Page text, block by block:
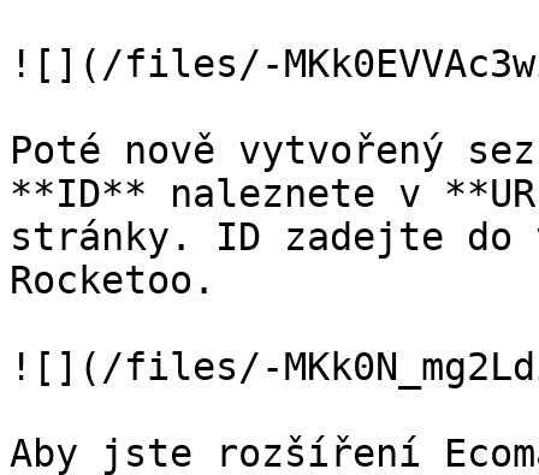
![](/files/-
Poté nově vytvořený
**ID** naleznete v
stránky. ID zadejte do
Rocketoo.
![](/files/-
Aby jste rozšíření